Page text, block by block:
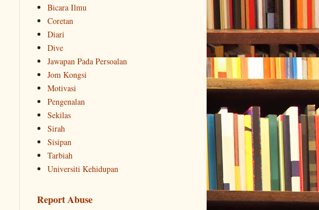
Bicara Ilmu
Coretan
Diari
Dive
Jawapan Pada Persoalan
Jom Kongsi
Motivasi
Pengenalan
Sekilas
Sirah
Sisipan
Tarbiah
Universiti Kehidupan
Report Abuse